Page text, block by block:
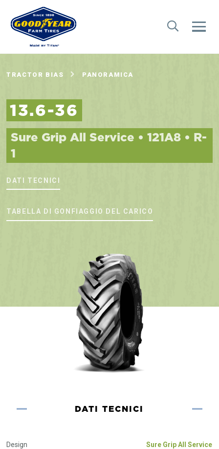
TRACTOR BIAS PANORAMICA
13.6-36
Sure Grip All Service • 121A8 • R-
1
DATI TECNICI
TABELLA DI GONFIAGGIO DEL CARICO
DATI TECNICI
Design Sure Grip All Service